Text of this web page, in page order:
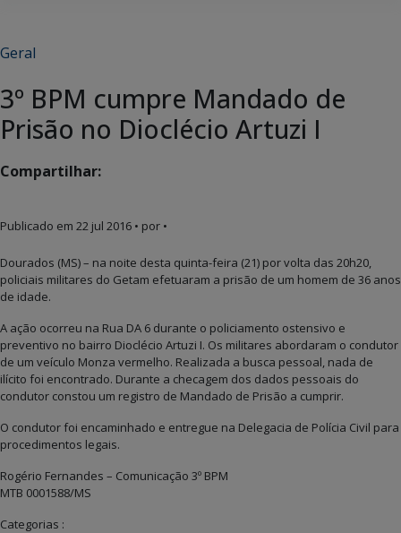
Geral
3º BPM cumpre Mandado de
Prisão no Dioclécio Artuzi I
Compartilhar:
Publicado em 22 jul 2016 • por •
Dourados (MS) – na noite desta quinta-feira (21) por volta das 20h20,
policiais militares do Getam efetuaram a prisão de um homem de 36 anos
de idade.
A ação ocorreu na Rua DA 6 durante o policiamento ostensivo e
preventivo no bairro Dioclécio Artuzi I. Os militares abordaram o condutor
de um veículo Monza vermelho. Realizada a busca pessoal, nada de
ilícito foi encontrado. Durante a checagem dos dados pessoais do
condutor constou um registro de Mandado de Prisão a cumprir.
O condutor foi encaminhado e entregue na Delegacia de Polícia Civil para
procedimentos legais.
Rogério Fernandes – Comunicação 3º BPM
MTB 0001588/MS
Categorias :